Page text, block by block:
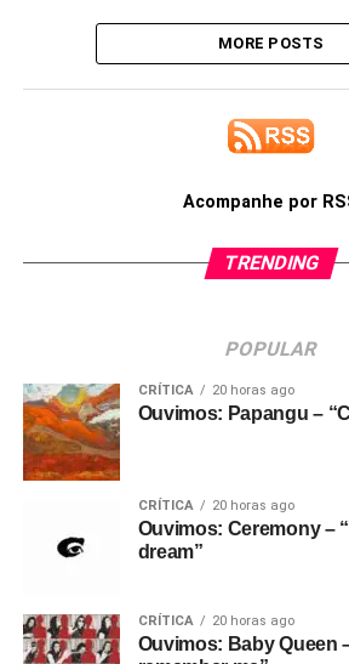
MORE POSTS
Acompanhe por
TRENDING
POPULAR
CRÍTICA 20 horas ago
Ouvimos: Papangu –
CRÍTICA 20 horas ago
Ouvimos: Ceremony –
dream”
CRÍTICA 20 horas ago
Ouvimos: Baby Queen